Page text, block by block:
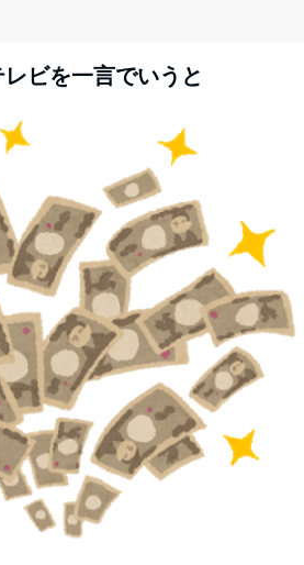
ビを一言でいうと